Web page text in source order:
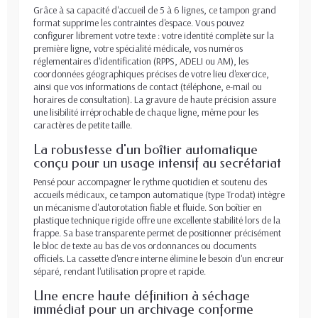
Grâce à sa capacité d'accueil de 5 à 6 lignes, ce tampon grand
format supprime les contraintes d'espace. Vous pouvez
configurer librement votre texte : votre identité complète sur la
première ligne, votre spécialité médicale, vos numéros
réglementaires d'identification (RPPS, ADELI ou AM), les
coordonnées géographiques précises de votre lieu d'exercice,
ainsi que vos informations de contact (téléphone, e-mail ou
horaires de consultation). La gravure de haute précision assure
une lisibilité irréprochable de chaque ligne, même pour les
caractères de petite taille.
La robustesse d'un boîtier automatique
conçu pour un usage intensif au secrétariat
Pensé pour accompagner le rythme quotidien et soutenu des
accueils médicaux, ce tampon automatique (type Trodat) intègre
un mécanisme d'autorotation fiable et fluide. Son boîtier en
plastique technique rigide offre une excellente stabilité lors de la
frappe. Sa base transparente permet de positionner précisément
le bloc de texte au bas de vos ordonnances ou documents
officiels. La cassette d'encre interne élimine le besoin d'un encreur
séparé, rendant l'utilisation propre et rapide.
Une encre haute définition à séchage
immédiat pour un archivage conforme